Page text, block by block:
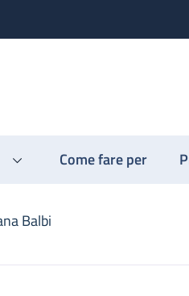
Come fare per
Balbi